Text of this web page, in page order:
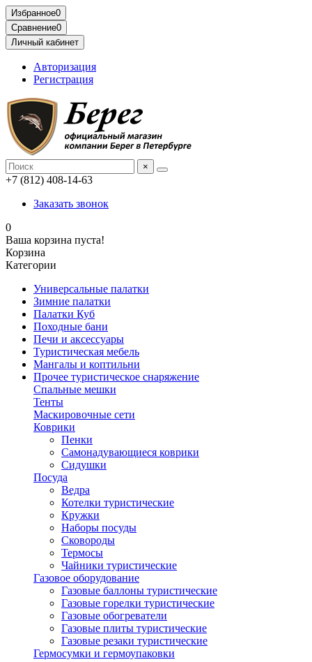
Избранное0
Сравнение0
Личный кабинет
Авторизация
Регистрация
×
+7 (812) 408-14-63
Заказать звонок
0
Ваша корзина пуста!
Корзина
Категории
Универсальные палатки
Зимние палатки
Палатки Куб
Походные бани
Печи и аксессуары
Туристическая мебель
Мангалы и коптильни
Прочее туристическое снаряжение
Спальные мешки
Тенты
Маскировочные сети
Коврики
Пенки
Самонадувающиеся коврики
Сидушки
Посуда
Ведра
Котелки туристические
Кружки
Наборы посуды
Сковороды
Термосы
Чайники туристические
Газовое оборудование
Газовые баллоны туристические
Газовые горелки туристические
Газовые обогреватели
Газовые плиты туристические
Газовые резаки туристические
Гермосумки и гермоупаковки